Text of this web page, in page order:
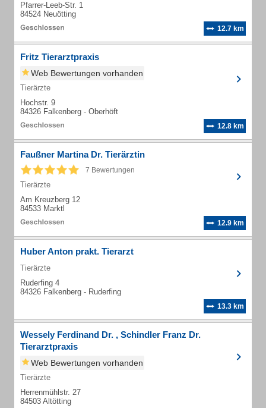
Pfarrer-Leeb-Str. 1
84524 Neuötting
12.7 km
Fritz Tierarztpraxis
Web Bewertungen vorhanden
Tierärzte
Hochstr. 9
84326 Falkenberg - Oberhöft
12.8 km
Faußner Martina Dr. Tierärztin
7 Bewertungen
Tierärzte
Am Kreuzberg 12
84533 Marktl
12.9 km
Huber Anton prakt. Tierarzt
Tierärzte
Ruderfing 4
84326 Falkenberg - Ruderfing
13.3 km
Wessely Ferdinand Dr. , Schindler Franz Dr.
Tierarztpraxis
Web Bewertungen vorhanden
Tierärzte
Herrenmühlstr. 27
84503 Altötting